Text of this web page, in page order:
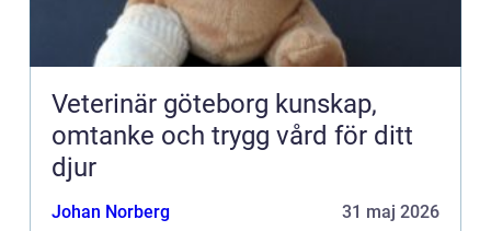
Veterinär göteborg kunskap,
omtanke och trygg vård för ditt
djur
Johan Norberg 31 maj 2026